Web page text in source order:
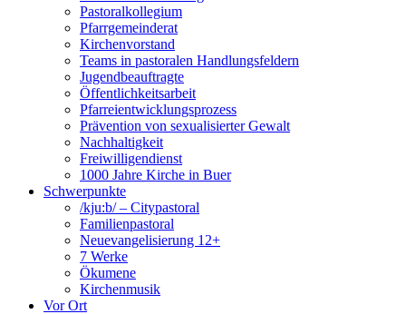
Pastoralkollegium
Pfarrgemeinderat
Kirchenvorstand
Teams in pastoralen Handlungsfeldern
Jugendbeauftragte
Öffentlichkeitsarbeit
Pfarreientwicklungsprozess
Prävention von sexualisierter Gewalt
Nachhaltigkeit
Freiwilligendienst
1000 Jahre Kirche in Buer
Schwerpunkte
/kju:b/ – Citypastoral
Familienpastoral
Neuevangelisierung 12+
7 Werke
Ökumene
Kirchenmusik
Vor Ort